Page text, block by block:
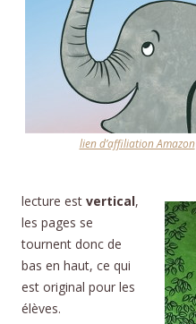
lien d’affiliation Amazon
lecture est vertical,
les pages se
tournent donc de
bas en haut, ce qui
est original pour les
élèves.